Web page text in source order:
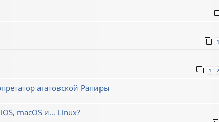
1
1 2
агатовской Рапиры
macOS и... Linux?